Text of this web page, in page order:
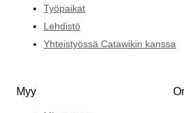
Työpaikat
Lehdistö
Yhteistyössä Catawikin kanssa
Myy